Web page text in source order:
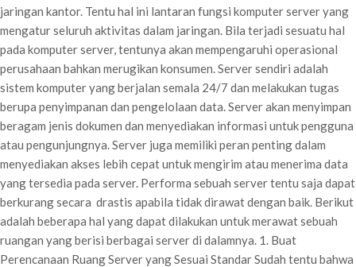
jaringan kantor. Tentu hal ini lantaran fungsi komputer server yang
mengatur seluruh aktivitas dalam jaringan. Bila terjadi sesuatu hal
pada komputer server, tentunya akan mempengaruhi operasional
perusahaan bahkan merugikan konsumen. Server sendiri adalah
sistem komputer yang berjalan semala 24/7 dan melakukan tugas
berupa penyimpanan dan pengelolaan data. Server akan menyimpan
beragam jenis dokumen dan menyediakan informasi untuk pengguna
atau pengunjungnya. Server juga memiliki peran penting dalam
menyediakan akses lebih cepat untuk mengirim atau menerima data
yang tersedia pada server. Performa sebuah server tentu saja dapat
berkurang secara drastis apabila tidak dirawat dengan baik. Berikut
adalah beberapa hal yang dapat dilakukan untuk merawat sebuah
ruangan yang berisi berbagai server di dalamnya. 1. Buat
Perencanaan Ruang Server yang Sesuai Standar Sudah tentu bahwa